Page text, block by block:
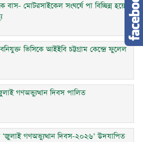
বাস- মোটরসাইকেল সংঘর্ষে পা বিচ্ছিন্ন হয়ে
ভিসিকে আইইবি চট্টগ্রাম কেন্দ্রে ফুলেল
গণঅভ্যুত্থান দিবস পালিত
‘জুলাই গণঅভ্যুত্থান দিবস-২০২৬’ উদযাপিত